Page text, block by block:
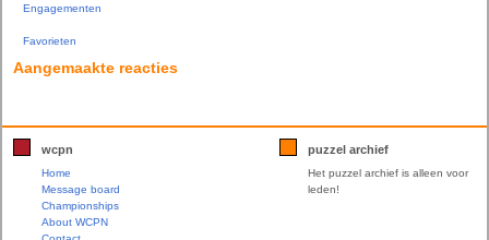
Engagementen
Favorieten
Aangemaakte reacties
wcpn
Home
Message board
Championships
About WCPN
puzzel archief
Het puzzel archief is alleen voor
leden!